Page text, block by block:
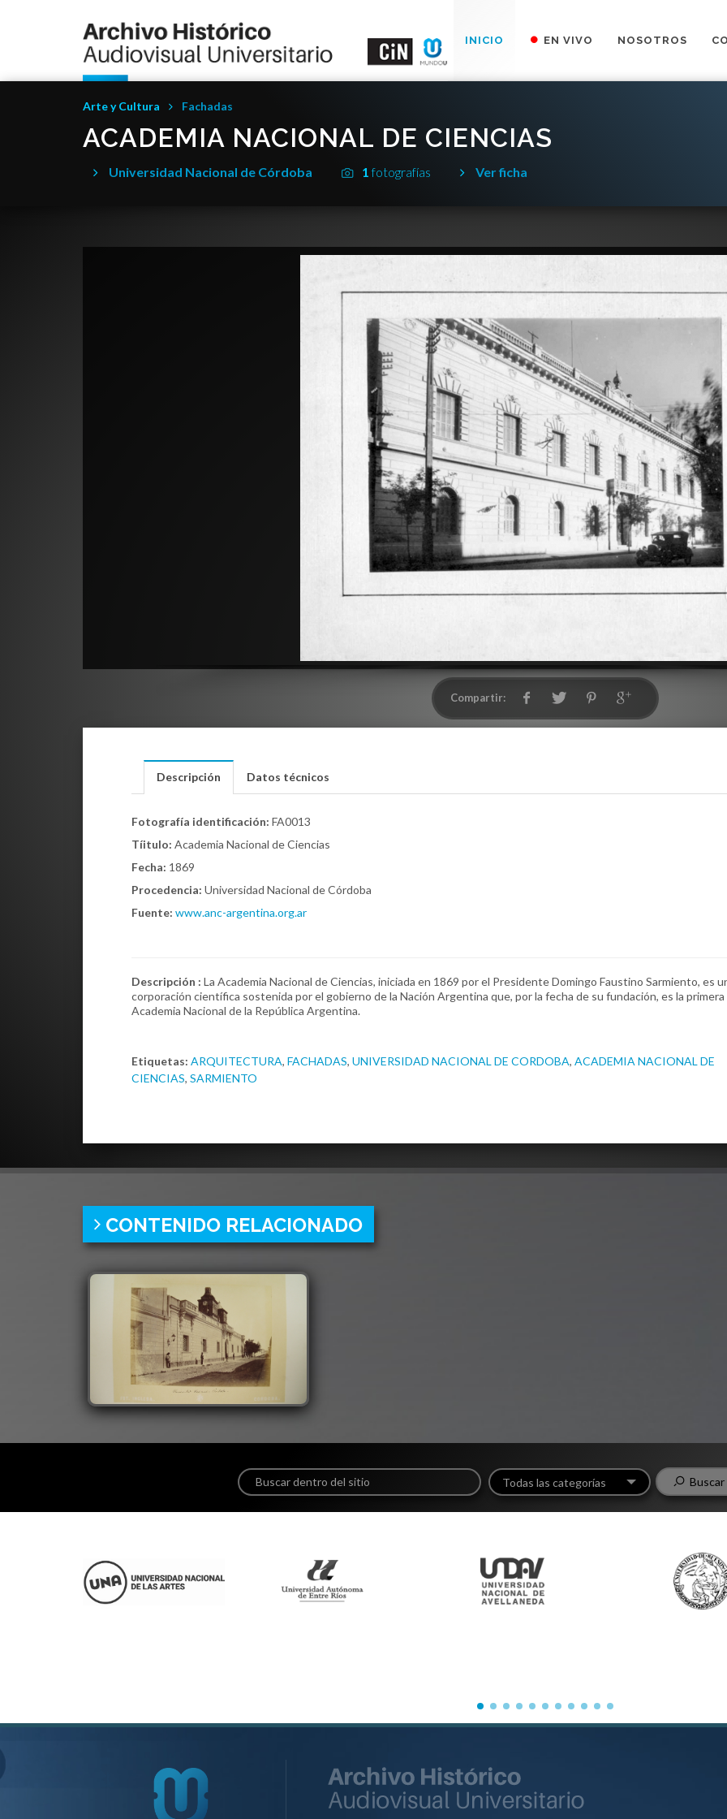
INICIO EN VIVO NOSOTROS
Arte y Cultura Fachadas
ACADEMIA NACIONAL DE CIENCIAS
Universidad Nacional de Córdoba 1fotografías Ver ficha
Compartir:
Descripción Datos técnicos
Fotografía identificación: FA0013
Tíitulo: Academia Nacional de Ciencias
Fecha: 1869
Procedencia: Universidad Nacional de Córdoba
Fuente: www.anc-argentina.org.ar
Descripción : La Academia Nacional de Ciencias, iniciada en 1869 por el Presidente Domingo Faustino Sarmiento, es
corporación científica sostenida por el gobierno de la Nación Argentina que, por la fecha de su fundación, es la primera
Academia Nacional de la República Argentina.
Etiquetas: ARQUITECTURA, FACHADAS, UNIVERSIDAD NACIONAL DE CORDOBA, ACADEMIA NACIONAL DE
CIENCIAS, SARMIENTO
CONTENIDO RELACIONADO
Nacional de Córdoba
Todas las categorías
Buscar